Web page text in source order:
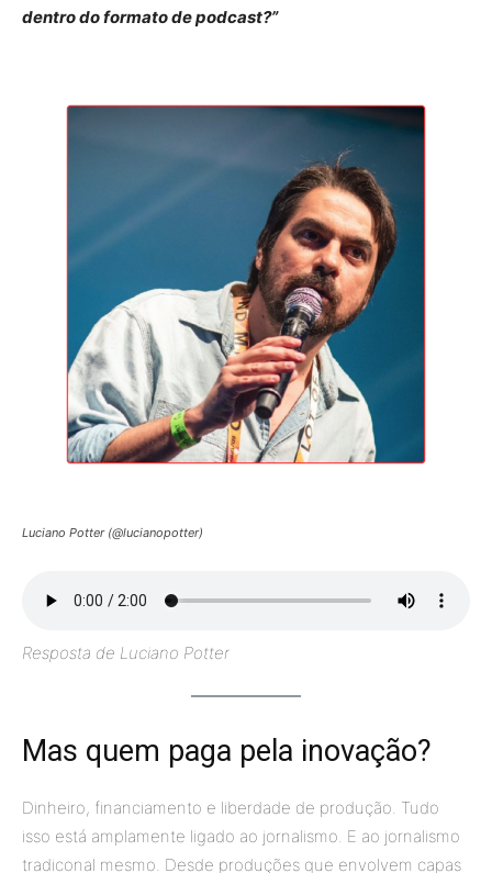
dentro do formato de podcast?”
Luciano Potter (@lucianopotter)
Resposta de Luciano Potter
Mas quem paga pela inovação?
Dinheiro, financiamento e liberdade de produção. Tudo
isso está amplamente ligado ao jornalismo. E ao jornalismo
tradiconal mesmo. Desde produções que envolvem capas